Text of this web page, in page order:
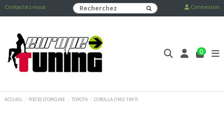
Contactez-nous Connexion
0
ACCUEIL PIECES D'ORIGINE TOYOTA COROLLA (1992-1997)